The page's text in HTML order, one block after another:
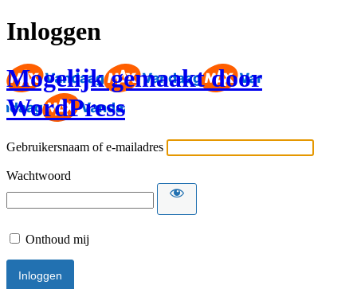
Inloggen
Mogelijk gemaakt door
WordPress
Gebruikersnaam of e-mailadres
Wachtwoord
Onthoud mij